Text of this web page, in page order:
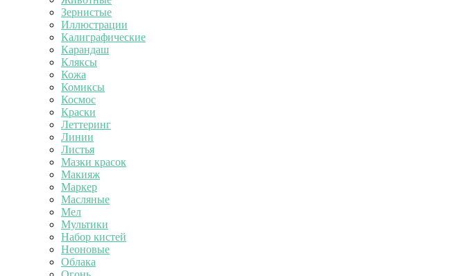
Зернистые
Иллюстрации
Калиграфические
Карандаш
Кляксы
Кожа
Комиксы
Космос
Краски
Леттеринг
Линии
Листья
Мазки красок
Макияж
Маркер
Масляные
Мел
Мультики
Набор кистей
Неоновые
Облака